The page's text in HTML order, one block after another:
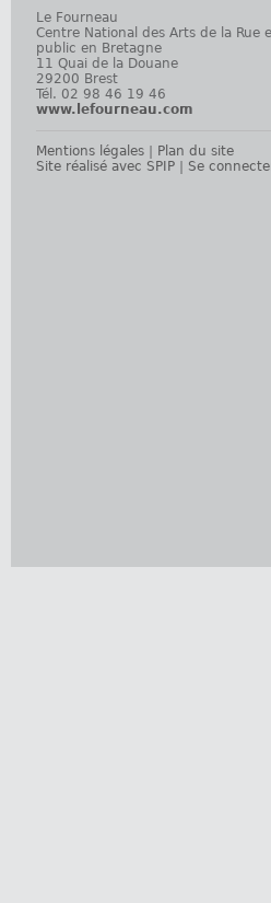
Le Fourneau
Centre National des Arts de la Rue
public en Bretagne
11 Quai de la Douane
29200 Brest
Tél. 02 98 46 19 46
www.lefourneau.com
Mentions légales
Plan du site
Site réalisé avec SPIP
Se